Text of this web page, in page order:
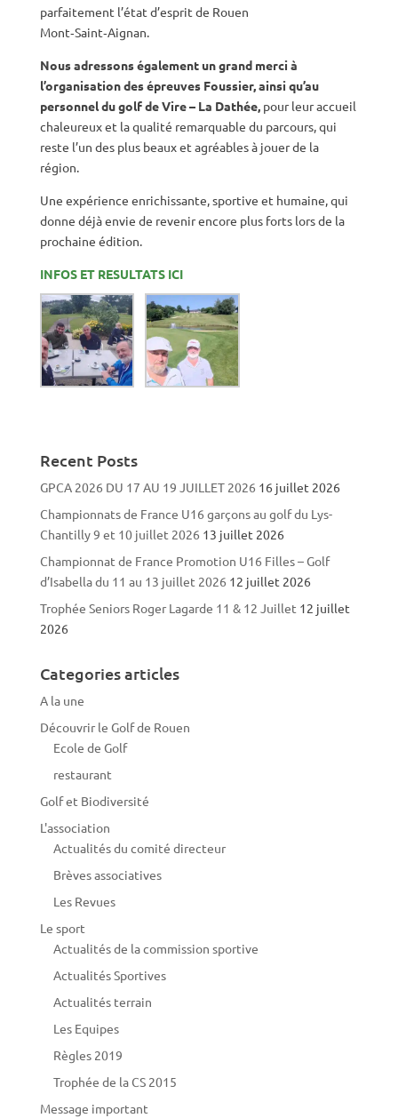
parfaitement l’état d’esprit de Rouen
Mont‑Saint‑Aignan.
Nous adressons également un grand merci à
l’organisation des épreuves Foussier, ainsi qu’au
personnel du golf de Vire – La Dathée,pour leur accueil
chaleureux et la qualité remarquable du parcours, qui
reste l’un des plus beaux et agréables à jouer de la
région.
Une expérience enrichissante, sportive et humaine, qui
donne déjà envie de revenir encore plus forts lors de la
prochaine édition.
INFOS ET RESULTATS ICI
Recent Posts
GPCA 2026 DU 17 AU 19 JUILLET 2026 16 juillet 2026
Championnats de France U16 garçons au golf du Lys-
Chantilly 9 et 10 juillet 2026 13 juillet 2026
Championnat de France Promotion U16 Filles – Golf
d’Isabella du 11 au 13 juillet 2026 12 juillet 2026
Trophée Seniors Roger Lagarde 11 & 12 Juillet 12 juillet
2026
Categories articles
A la une
Découvrir le Golf de Rouen
Ecole de Golf
restaurant
Golf et Biodiversité
L'association
Actualités du comité directeur
Brèves associatives
Les Revues
Le sport
Actualités de la commission sportive
Actualités Sportives
Actualités terrain
Les Equipes
Règles 2019
Trophée de la CS 2015
Message important